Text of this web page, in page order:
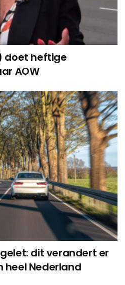
doet heftige
AOW
dit verandert er
heel Nederland